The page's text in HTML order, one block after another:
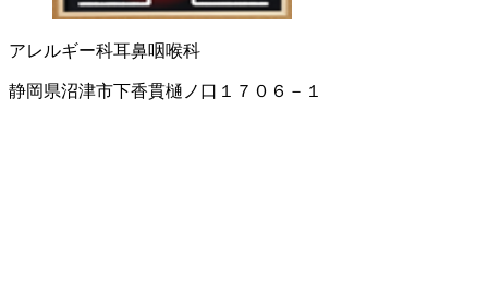
アレルギー科耳鼻咽喉科
静岡県沼津市下香貫樋ノ口１７０６－１